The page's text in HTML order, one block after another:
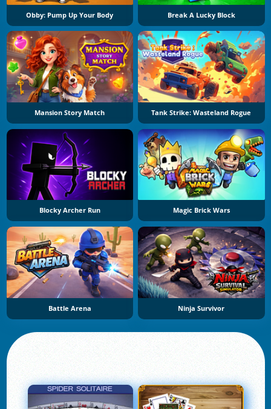
Obby: Pump Up Your Body Break A Lucky Block
Mansion Story Match Tank Strike: Wasteland Rogue
Blocky Archer Run Magic Brick Wars
Battle Arena Ninja Survivor